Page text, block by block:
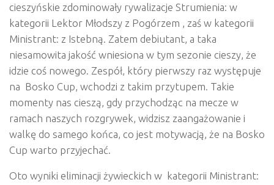
cieszyńskie zdominowały rywalizacje Strumienia: w
kategorii Lektor Młodszy z Pogórzem , zaś w kategorii
Ministrant: z Istebną. Zatem debiutant, a taka
niesamowita jakość wniesiona w tym sezonie cieszy, że
idzie coś nowego. Zespół, który pierwszy raz występuje
na Bosko Cup, wchodzi z takim przytupem. Takie
momenty nas cieszą, gdy przychodząc na mecze w
ramach naszych rozgrywek, widzisz zaangażowanie i
walkę do samego końca, co jest motywacją, że na Bosko
Cup warto przyjechać.
Oto wyniki eliminacji żywieckich w kategorii Ministrant: